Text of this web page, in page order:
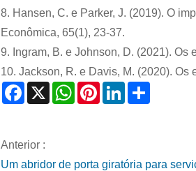
8. Hansen, C. e Parker, J. (2019). O
Econômica, 65(1), 23-37.
9. Ingram, B. e Johnson, D. (2021).
10. Jackson, R. e Davis, M. (2020).
Facebook
X WhatsAppPinterestLinkedIn
Anterior :
Um abridor de porta giratória para